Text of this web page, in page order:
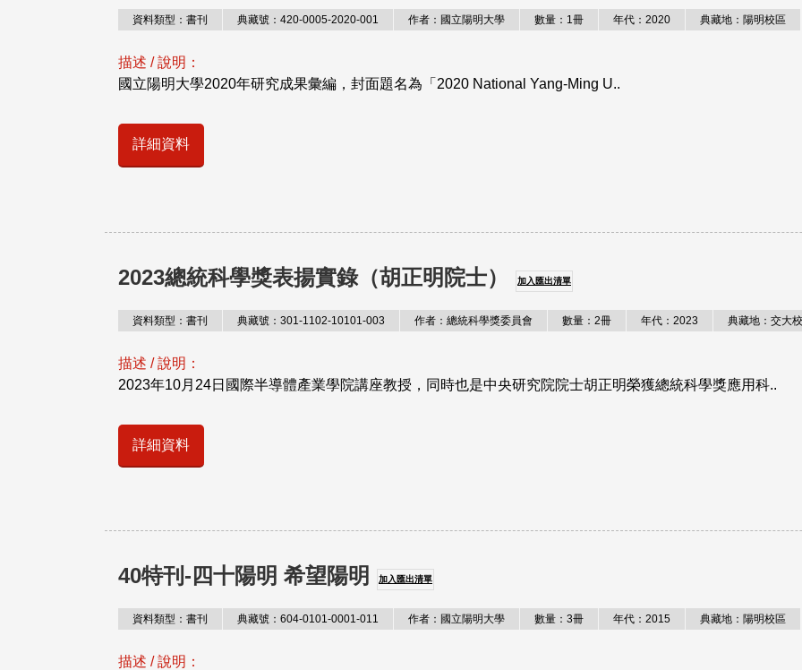
資料類型：書刊 典藏號：420-0005-2020-001 作者：國立陽明大學 數量：1冊 年代：2020 典藏地：陽明校區
描述 / 說明：
國立陽明大學2020年研究成果彙編，封面題名為「2020 National Yang-Ming U..
詳細資料
2023總統科學獎表揚實錄（胡正明院士） 加入匯出清單
資料類型：書刊 典藏號：301-1102-10101-003 作者：總統科學獎委員會 數量：2冊 年代：2023 典藏地：交大
描述 / 說明：
2023年10月24日國際半導體產業學院講座教授，同時也是中央研究院院士胡正明榮獲總統科學獎應用科..
詳細資料
40特刊-四十陽明 希望陽明 加入匯出清單
資料類型：書刊 典藏號：604-0101-0001-011 作者：國立陽明大學 數量：3冊 年代：2015 典藏地：陽明校區
描述 / 說明：